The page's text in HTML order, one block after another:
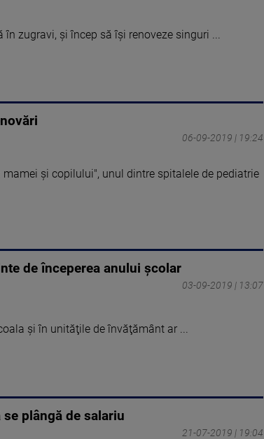
în zugravi, şi încep să îşi renoveze singuri ...
06-09-2019 | 19:24
și copilului", unul dintre spitalele de pediatrie
de începerea anului şcolar
03-09-2019 | 13:07
și în unităţile de învăţământ ar ...
plângă de salariu
21-07-2019 | 19:04